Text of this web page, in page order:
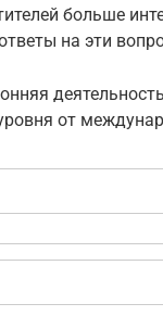
больше
на эти
от